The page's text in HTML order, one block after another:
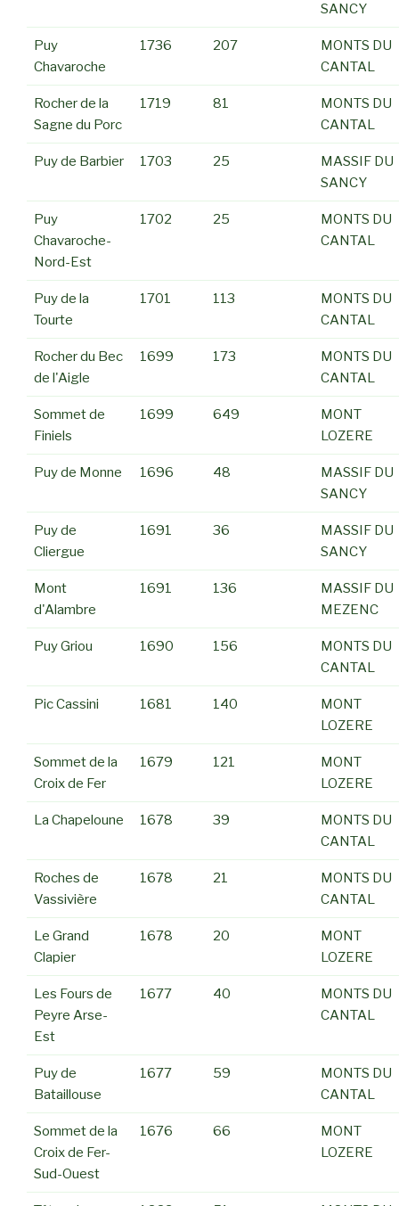
SANCY
Puy
Chavaroche
1736 207
MONTS DU
CANTAL
Rocher de la
Sagne du Porc
1719 81
MONTS DU
CANTAL
Puy de Barbier 1703 25
MASSIF DU
SANCY
Puy
Chavaroche-
Nord-Est
1702 25
MONTS DU
CANTAL
Puy de la
Tourte
1701 113
MONTS DU
CANTAL
Rocher du Bec
de l'Aigle
1699 173
MONTS DU
CANTAL
Sommet de
Finiels
1699 649
MONT
LOZERE
Puy de Monne 1696 48
MASSIF DU
SANCY
Puy de
Cliergue
1691 36
MASSIF DU
SANCY
Mont
d'Alambre
1691 136
MASSIF DU
MEZENC
Puy Griou 1690 156
MONTS DU
CANTAL
Pic Cassini 1681 140
MONT
LOZERE
Sommet de la
Croix de Fer
1679 121
MONT
LOZERE
La Chapeloune 1678 39
MONTS DU
CANTAL
Roches de
Vassivière
1678 21
MONTS DU
CANTAL
Le Grand
Clapier
1678 20
MONT
LOZERE
Les Fours de
Peyre Arse-
Est
1677 40
MONTS DU
CANTAL
Puy de
Bataillouse
1677 59
MONTS DU
CANTAL
Sommet de la
Croix de Fer-
Sud-Ouest
1676 66
MONT
LOZERE